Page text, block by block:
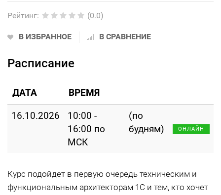
Рейтинг: (0.0)
В ИЗБРАННОЕ В СРАВНЕНИЕ
Расписание
ДАТА ВРЕМЯ
16.10.2026
10:00 -
16:00 по
МСК
(по
будням)
ОНЛАЙН
Курс подойдет в первую очередь техническим и
функциональным архитекторам 1С и тем, кто хочет